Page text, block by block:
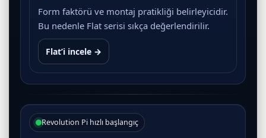
Form faktörü ve montaj pratikliği belirleyicidir.
Bu nedenle Flat serisi sıkça değerlendirilir.
Flat’i incele →
Revolution Pi hızlı başlangıç